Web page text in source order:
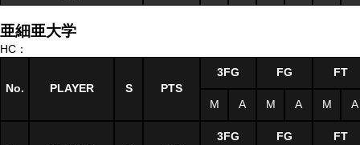
亜細亜大学
HC：
No. PLAYER S PTS
3FG FG FT
M A M A M A
3FG FG FT